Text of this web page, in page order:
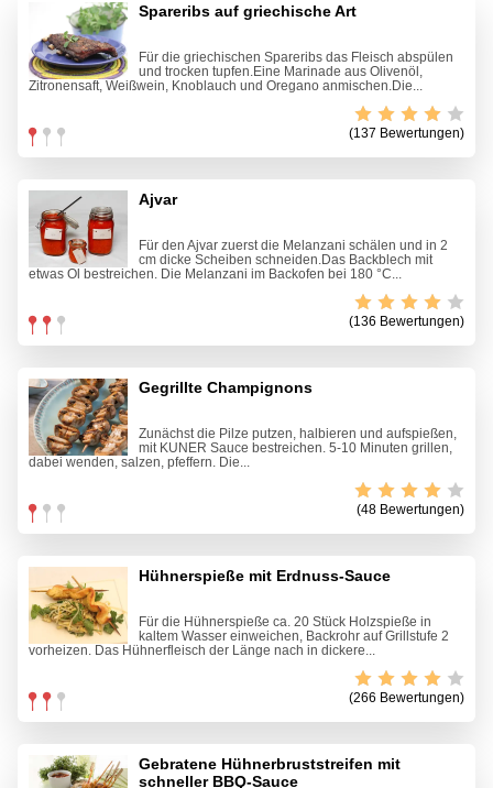
Spareribs auf griechische Art
Für die griechischen Spareribs das Fleisch abspülen
und trocken tupfen.Eine Marinade aus Olivenöl,
Zitronensaft, Weißwein, Knoblauch und Oregano anmischen.Die...
(137 Bewertungen)
Ajvar
Für den Ajvar zuerst die Melanzani schälen und in 2
cm dicke Scheiben schneiden.Das Backblech mit
etwas Öl bestreichen. Die Melanzani im Backofen bei 180 °C...
(136 Bewertungen)
Gegrillte Champignons
Zunächst die Pilze putzen, halbieren und aufspießen,
mit KUNER Sauce bestreichen. 5-10 Minuten grillen,
dabei wenden, salzen, pfeffern. Die...
(48 Bewertungen)
Hühnerspieße mit Erdnuss-Sauce
Für die Hühnerspieße ca. 20 Stück Holzspieße in
kaltem Wasser einweichen, Backrohr auf Grillstufe 2
vorheizen. Das Hühnerfleisch der Länge nach in dickere...
(266 Bewertungen)
Gebratene Hühnerbruststreifen mit
schneller BBQ-Sauce